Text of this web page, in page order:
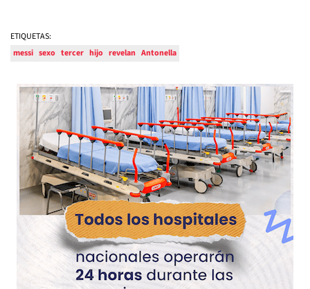
ETIQUETAS:
messi sexo tercer hijo revelan Antonella